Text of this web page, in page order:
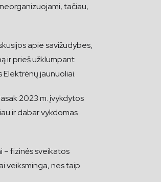
tačiau,
apie savižudybes,
ir prieš užklumpant
jaunuoliai.
2023 m. įvykdytos
ir dabar vykdomas
– fizinės sveikatos
veiksminga, nes taip